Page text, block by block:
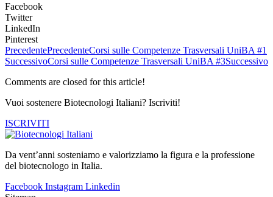
Facebook
Twitter
LinkedIn
Pinterest
PrecedentePrecedenteCorsi sulle Competenze Trasversali UniBA #1
SuccessivoCorsi sulle Competenze Trasversali UniBA #3Successivo
Comments are closed for this article!
Vuoi sostenere Biotecnologi Italiani? Iscriviti!
ISCRIVITI
Da vent’anni sosteniamo e valorizziamo la figura e la professione
del biotecnologo in Italia.
Facebook Instagram Linkedin